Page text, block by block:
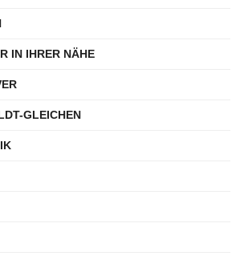
IN IHRER NÄHE
GLEICHEN